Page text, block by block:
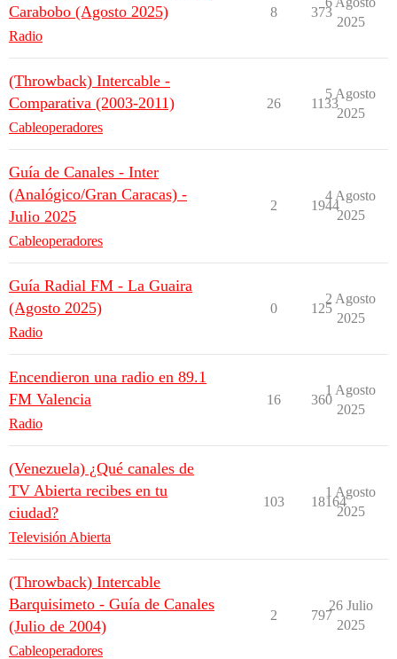
Carabobo (Agosto 2025)
Radio
8 373
2025
(Throwback) Intercable -
Comparativa (2003-2011)
Cableoperadores
26 1133
5 Agosto
2025
Guía de Canales - Inter
(Analógico/Gran Caracas) -
Julio 2025
Cableoperadores
2 1944
4 Agosto
2025
Guía Radial FM - La Guaira
(Agosto 2025)
Radio
0 125
2 Agosto
2025
Encendieron una radio en 89.1
FM Valencia
Radio
16 360
1 Agosto
2025
(Venezuela) ¿Qué canales de
TV Abierta recibes en tu
ciudad?
Televisión Abierta
103 18164
1 Agosto
2025
(Throwback) Intercable
Barquisimeto - Guía de Canales
(Julio de 2004)
Cableoperadores
2 797
26 Julio
2025